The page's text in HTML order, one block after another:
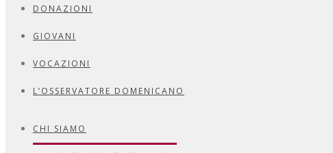
DONAZIONI
GIOVANI
VOCAZIONI
L’OSSERVATORE DOMENICANO
CHI SIAMO